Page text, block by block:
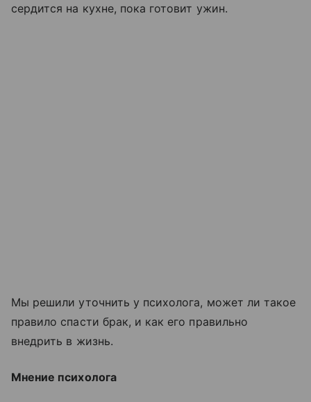
сердится на кухне, пока готовит ужин.
Мы решили уточнить у психолога, может ли такое
правило спасти брак, и как его правильно
внедрить в жизнь.
Мнение психолога